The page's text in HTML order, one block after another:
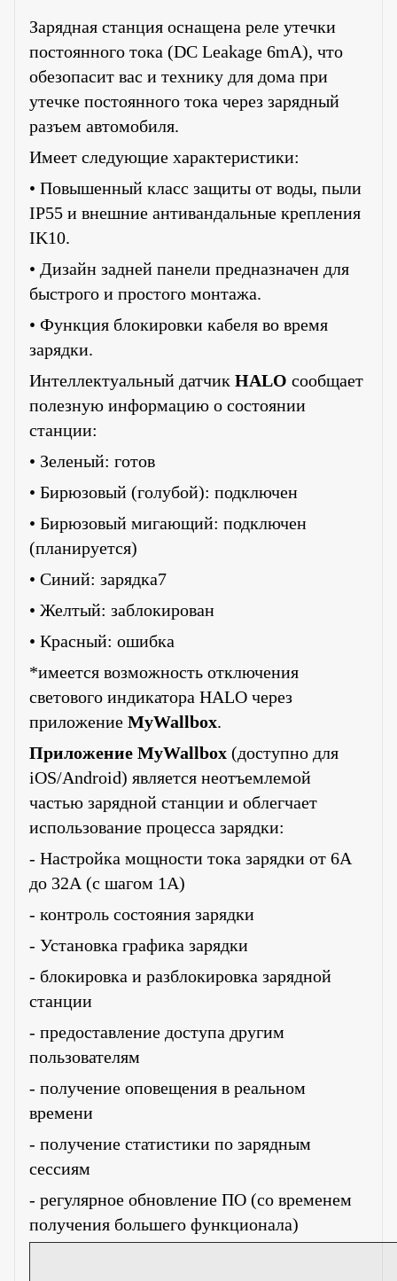
Зарядная станция оснащена реле утечки
постоянного тока (DC Leakage 6mA), что
обезопасит вас и технику для дома при
утечке постоянного тока через зарядный
разъем автомобиля.
Имеет следующие характеристики:
• Повышенный класс защиты от воды, пыли
IP55 и внешние антивандальные крепления
IK10.
• Дизайн задней панели предназначен для
быстрого и простого монтажа.
• Функция блокировки кабеля во время
зарядки.
Интеллектуальный датчик HALO сообщает
полезную информацию о состоянии
станции:
• Зеленый: готов
• Бирюзовый (голубой): подключен
• Бирюзовый мигающий: подключен
(планируется)
• Синий: зарядка7
• Желтый: заблокирован
• Красный: ошибка
*имеется возможность отключения
светового индикатора HALO через
приложение MyWallbox.
Приложение MyWallbox (доступно для
iOS/Android) является неотъемлемой
частью зарядной станции и облегчает
использование процесса зарядки:
- Настройка мощности тока зарядки от 6А
до 32А (с шагом 1А)
- контроль состояния зарядки
- Установка графика зарядки
- блокировка и разблокировка зарядной
станции
- предоставление доступа другим
пользователям
- получение оповещения в реальном
времени
- получение статистики по зарядным
сессиям
- регулярное обновление ПО (со временем
получения большего функционала)